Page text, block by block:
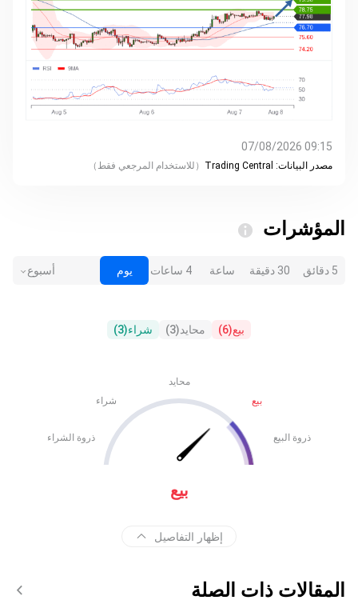
09:15 07/08/2026
مصدر البيانات: Trading Central
（ للاستخدام المرجعي فقط ）
المؤشرات
5 دقائق 30 دقيقة ساعة 4 ساعات يوم أسبوع
بيع(
6
) محايد(
3
) شراء(
3
)
محايد
بيع
شراء
ذروة البيع ذروة الشراء
بيع
إظهار التفاصيل
المقالات ذات الصلة